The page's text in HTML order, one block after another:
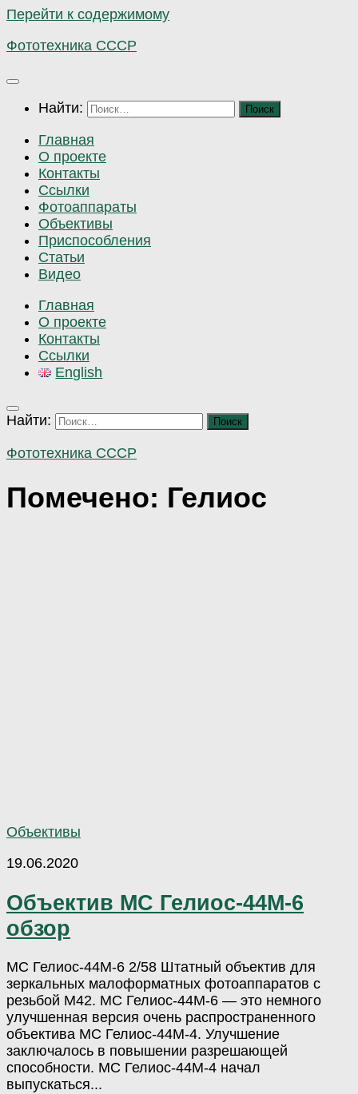
Перейти к содержимому
Фототехника СССР
Найти:
Главная
О проекте
Контакты
Ссылки
Фотоаппараты
Объективы
Приспособления
Статьи
Видео
Главная
О проекте
Контакты
Ссылки
English
Найти:
Фототехника СССР
Помечено: Гелиос
Объективы
19.06.2020
Объектив МС Гелиос-44М-6
обзор
МС Гелиос-44М-6 2/58 Штатный объектив для
зеркальных малоформатных фотоаппаратов с
резьбой М42. МС Гелиос-44М-6 — это немного
улучшенная версия очень распространенного
объектива МС Гелиос-44М-4. Улучшение
заключалось в повышении разрешающей
способности. МС Гелиос-44М-4 начал
выпускаться...